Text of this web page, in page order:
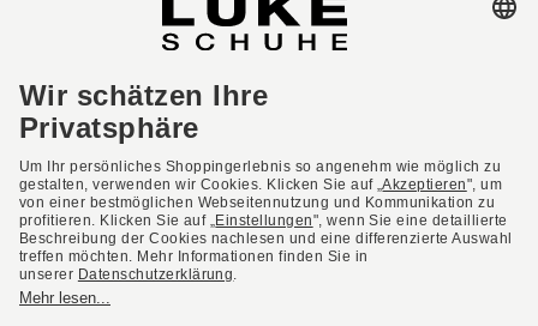
AGB Barrierefreiheit
Impressum
Datenschutzerklärung
Datenschutzeinstellungen